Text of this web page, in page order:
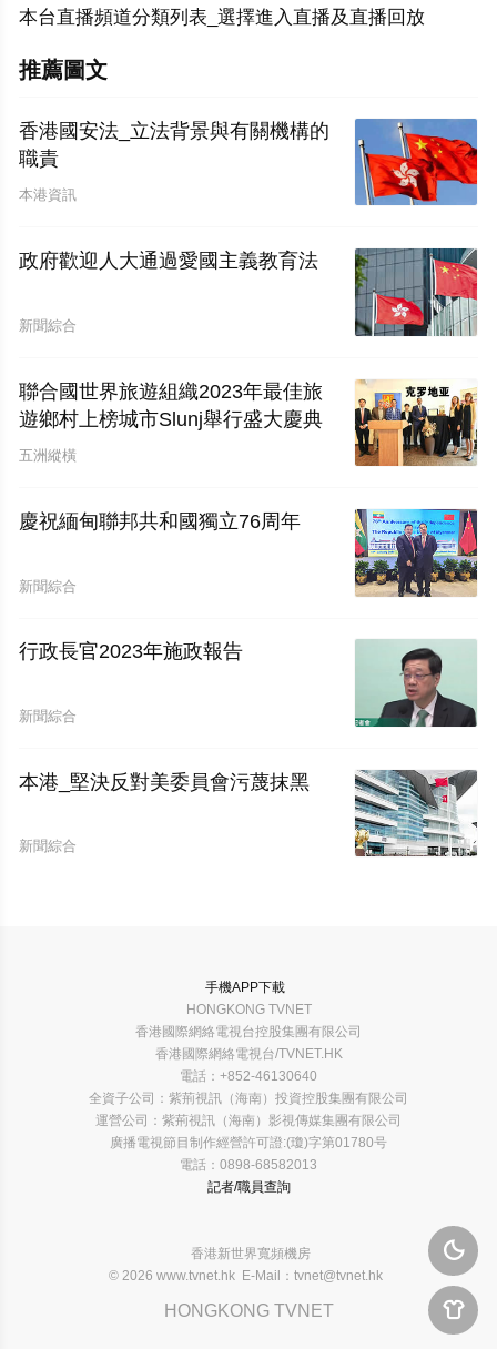
本台直播頻道分類列表_選擇進入直播及直播回放
推薦圖文
香港國安法_立法背景與有關機構的
職責
本港資訊
政府歡迎人大通過愛國主義教育法
新聞綜合
聯合國世界旅遊組織2023年最佳旅
遊鄉村上榜城市Slunj舉行盛大慶典
五洲縱橫
慶祝緬甸聯邦共和國獨立76周年
新聞綜合
行政長官2023年施政報告
新聞綜合
本港_堅決反對美委員會污蔑抹黑
新聞綜合


手機APP下載
HONGKONG TVNET
香港國際網絡電視台控股集團有限公司
香港國際網絡電視台/TVNET.HK
電話：+852-46130640
全資子公司：紫荊視訊（海南）投資控股集團有限公司
運營公司：紫荊視訊（海南）影視傳媒集團有限公司
廣播電視節目制作經營許可證:(瓊)字第01780号
電話：0898-68582013
記者/職員查詢
香港新世界寬頻機房
© 2026 www.tvnet.hk E-Mail：tvnet@tvnet.hk
HONGKONG TVNET